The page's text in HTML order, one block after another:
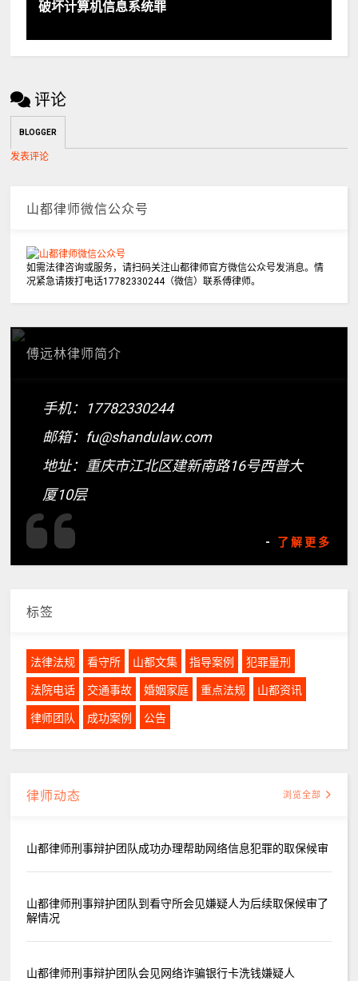
破坏计算机信息系统罪
评论
BLOGGER
发表评论
山都律师微信公众号
如需法律咨询或服务，请扫码关注山都律师官方微信公众号发消息。情
况紧急请拨打电话17782330244（微信）联系傅律师。
傅远林律师简介
手机：17782330244
邮箱：fu@shandulaw.com
地址：重庆市江北区建新南路16号西普大
厦10层
- 了解更多
标签
法律法规 看守所 山都文集 指导案例 犯罪量刑
法院电话 交通事故 婚姻家庭 重点法规 山都资讯
律师团队 成功案例 公告
律师动态 浏览全部
山都律师刑事辩护团队成功办理帮助网络信息犯罪的取保候审
山都律师刑事辩护团队到看守所会见嫌疑人为后续取保候审了
解情况
山都律师刑事辩护团队会见网络诈骗银行卡洗钱嫌疑人